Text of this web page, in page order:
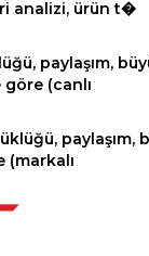
analizi, ürün t�
paylaşım,
(canlı
paylaşım,
(markalı